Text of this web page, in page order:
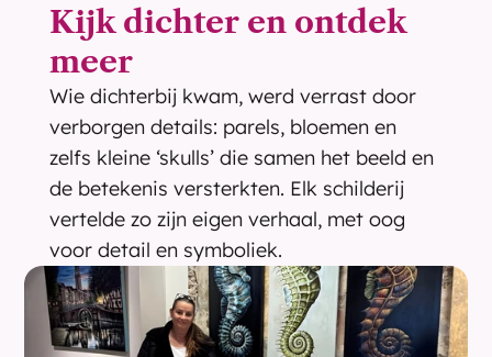
Kijk dichter en ontdek
meer
Wie dichterbij kwam, werd verrast door
verborgen details: parels, bloemen en
zelfs kleine ‘skulls’ die samen het beeld en
de betekenis versterkten. Elk schilderij
vertelde zo zijn eigen verhaal, met oog
voor detail en symboliek.